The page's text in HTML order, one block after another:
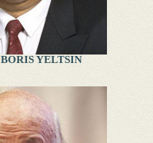
BORIS YELTSIN